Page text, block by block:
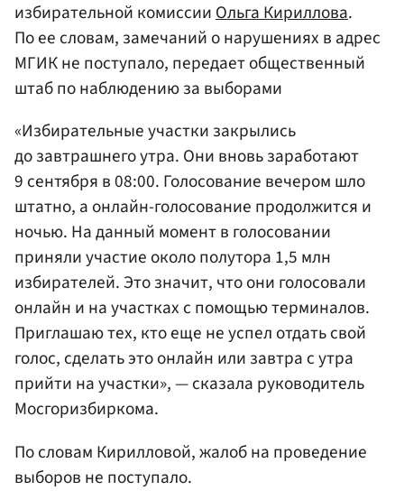
избирательной комиссииОльга Кириллова.
По ее словам, замечаний о нарушениях в адрес
МГИК не поступало, передает общественный
штаб по наблюдению за выборами
«Избирательные участки закрылись
до завтрашнего утра. Они вновь заработают
9 сентября в 08:00. Голосование вечером шло
штатно, а онлайн-голосование продолжится и
ночью. На данный момент в голосовании
приняли участие около полутора 1,5 млн
избирателей. Это значит, что они голосовали
онлайн и на участках с помощью терминалов.
Приглашаю тех, кто еще не успел отдать свой
голос, сделать это онлайн или завтра с утра
прийти на участки», — сказала руководитель
Мосгоризбиркома.
По словам Кирилловой, жалоб на проведение
выборов не поступало.